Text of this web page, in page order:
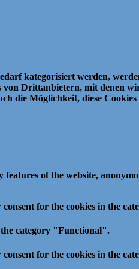
kategorisiert werden,
Drittanbietern, mit denen
die Möglichkeit, diese
features of the website,
consent for the cookies in the
the category "Functional".
for the cookies in the